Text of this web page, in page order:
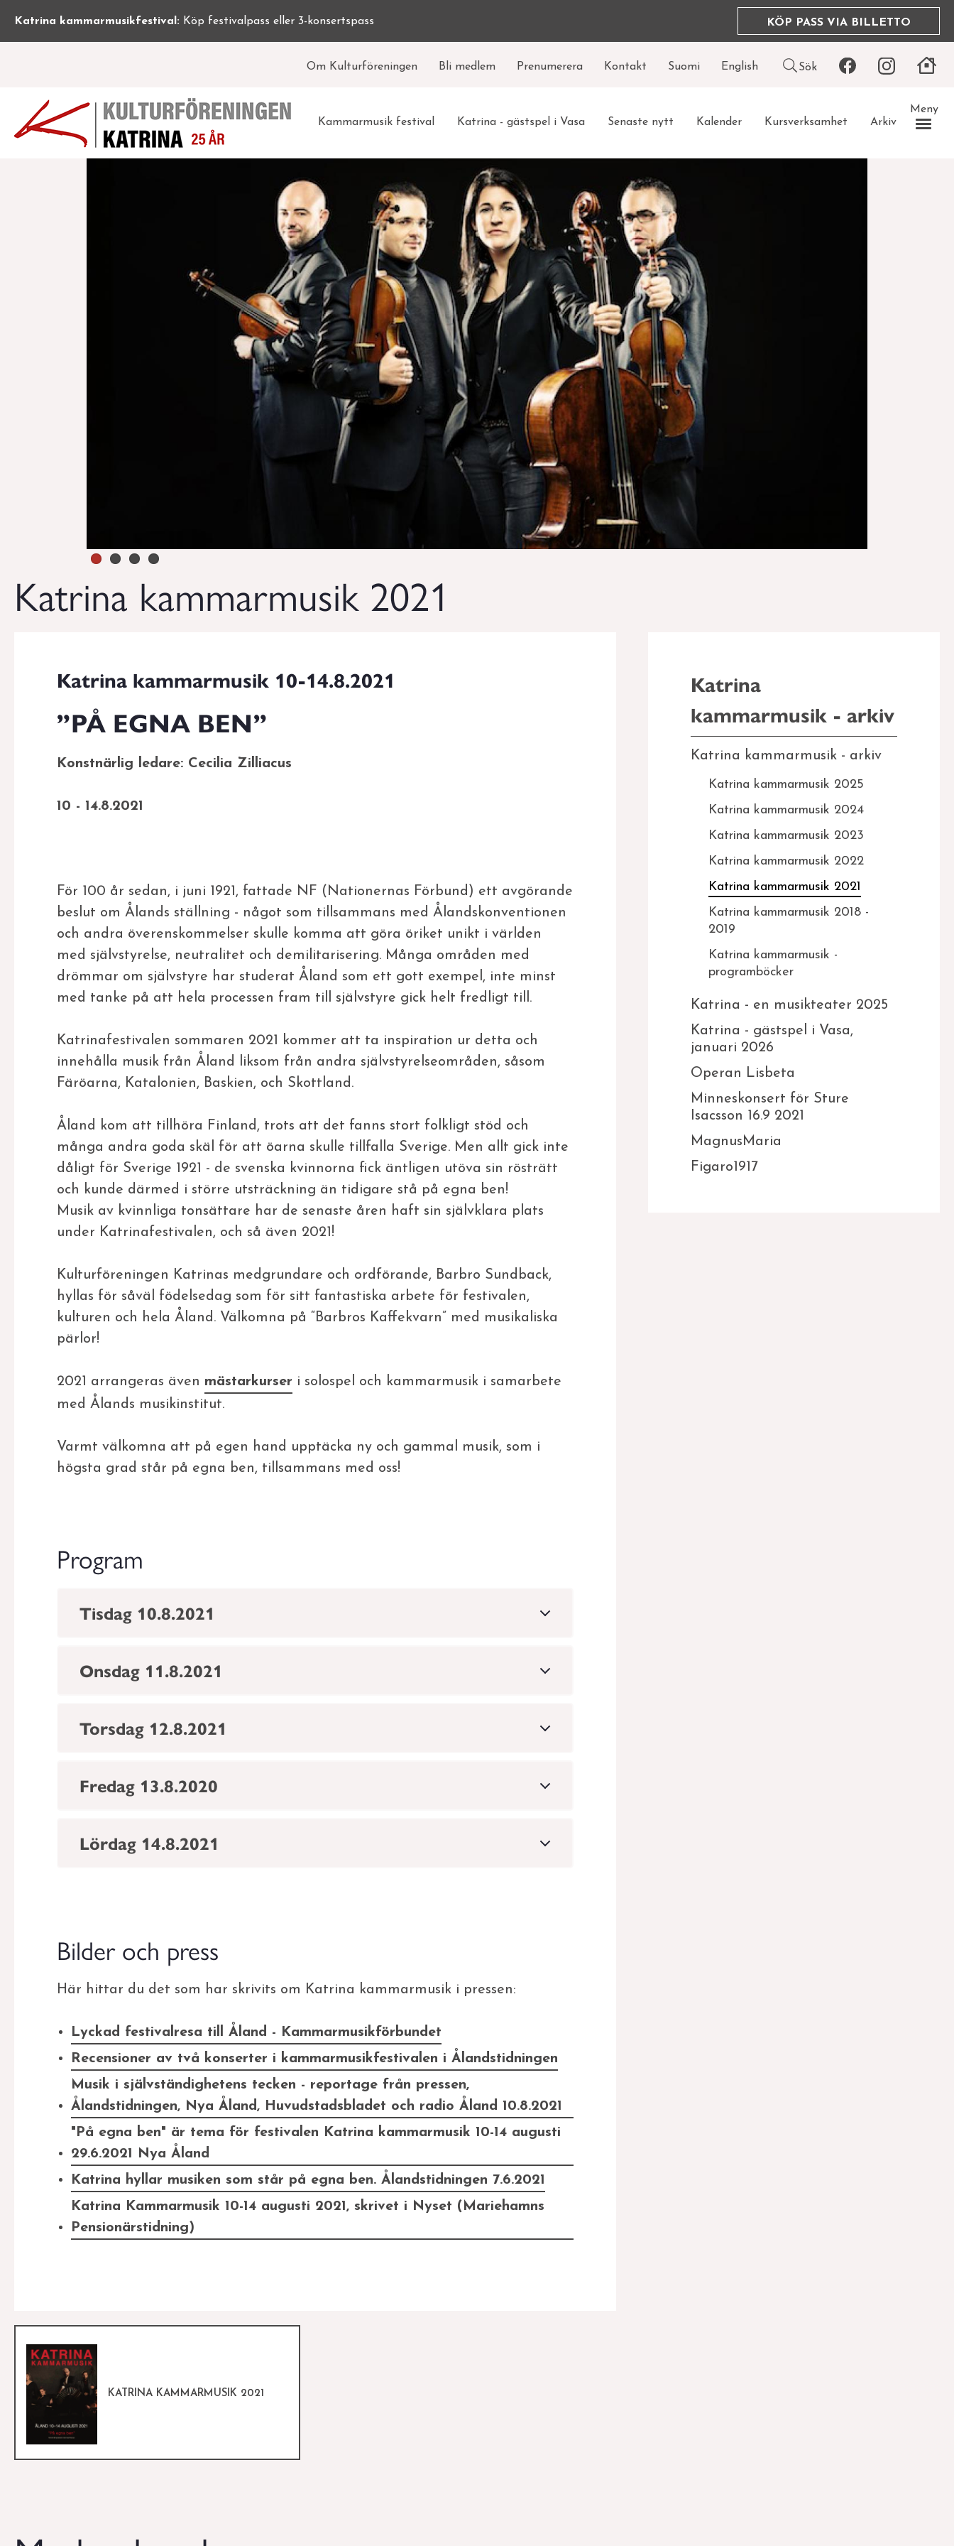
huvudinnehåll
Katrina kammarmusikfestival: Köp festivalpass eller 3-konsertspass KÖP PASS VIA BILLETTO
Leaderboard
Om Kulturföreningen Bli medlem Prenumerera Kontakt Suomi English
Leaderboard
Sök
Huvudmeny
(nivå
1)
Kammarmusik festival Katrina - gästspel i Vasa Senaste nytt Kalender Kursverksamhet Arkiv
Meny
Katrina kammarmusik 2021
Katrina kammarmusik 10-14.8.2021
”PÅ EGNA BEN”
Konstnärlig ledare: Cecilia Zilliacus
10 - 14.8.2021
För 100 år sedan, i juni 1921, fattade NF (Nationernas Förbund) ett avgörande
beslut om Ålands ställning - något som tillsammans med Ålandskonventionen
och andra överenskommelser skulle komma att göra öriket unikt i världen
med självstyrelse, neutralitet och demilitarisering. Många områden med
drömmar om självstyre har studerat Åland som ett gott exempel, inte minst
med tanke på att hela processen fram till självstyre gick helt fredligt till.
Katrinafestivalen sommaren 2021 kommer att ta inspiration ur detta och
innehålla musik från Åland liksom från andra självstyrelseområden, såsom
Färöarna, Katalonien, Baskien, och Skottland.
Åland kom att tillhöra Finland, trots att det fanns stort folkligt stöd och
många andra goda skäl för att öarna skulle tillfalla Sverige. Men allt gick inte
dåligt för Sverige 1921 - de svenska kvinnorna fick äntligen utöva sin rösträtt
och kunde därmed i större utsträckning än tidigare stå på egna ben!
Musik av kvinnliga tonsättare har de senaste åren haft sin självklara plats
under Katrinafestivalen, och så även 2021!
Kulturföreningen Katrinas medgrundare och ordförande, Barbro Sundback,
hyllas för såväl födelsedag som för sitt fantastiska arbete för festivalen,
kulturen och hela Åland. Välkomna på “Barbros Kaffekvarn” med musikaliska
pärlor!
2021 arrangeras även mästarkurser i solospel och kammarmusik i samarbete
med Ålands musikinstitut.
Varmt välkomna att på egen hand upptäcka ny och gammal musik, som i
högsta grad står på egna ben, tillsammans med oss!
Program
Tisdag 10.8.2021
Onsdag 11.8.2021
Torsdag 12.8.2021
Fredag 13.8.2020
Lördag 14.8.2021
Bilder och press
Här hittar du det som har skrivits om Katrina kammarmusik i pressen:
Lyckad festivalresa till Åland - Kammarmusikförbundet
Recensioner av två konserter i kammarmusikfestivalen i Ålandstidningen
Musik i självständighetens tecken - reportage från pressen,
Ålandstidningen, Nya Åland, Huvudstadsbladet och radio Åland 10.8.2021
"På egna ben" är tema för festivalen Katrina kammarmusik 10-14 augusti
29.6.2021 Nya Åland
Katrina hyllar musiken som står på egna ben. Ålandstidningen 7.6.2021
Katrina Kammarmusik 10-14 augusti 2021, skrivet i Nyset (Mariehamns
Pensionärstidning)
KATRINA KAMMARMUSIK 2021
Katrina
kammarmusik - arkiv
Katrina kammarmusik - arkiv
Katrina kammarmusik 2025
Katrina kammarmusik 2024
Katrina kammarmusik 2023
Katrina kammarmusik 2022
Katrina kammarmusik 2021
Katrina kammarmusik 2018 -
2019
Katrina kammarmusik -
programböcker
Katrina - en musikteater 2025
Katrina - gästspel i Vasa,
januari 2026
Operan Lisbeta
Minneskonsert för Sture
Isacsson 16.9 2021
MagnusMaria
Figaro1917